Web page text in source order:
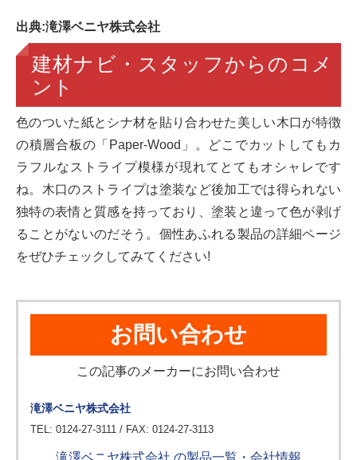
出典:滝澤ベニヤ株式会社
建材ナビ・スタッフからのコメ
ント
色のついた紙とシナ材を貼り合わせた美しい木口が特徴
の積層合板の「Paper-Wood」。どこでカットしてもカ
ラフルなストライプ模様が現れてとてもオシャレです
ね。木口のストライプは塗装など後加工では得られない
独特の表情と質感を持っており、塗装と違って色が剥げ
ることがないのだそう。個性あふれる製品の詳細ページ
をぜひチェックしてみてください!
お問い合わせ
この記事のメーカーにお問い合わせ
滝澤ベニヤ株式会社
TEL: 0124-27-3111 / FAX: 0124-27-3113